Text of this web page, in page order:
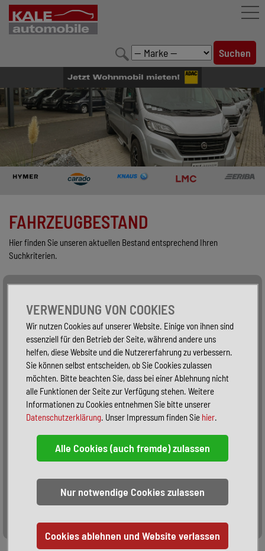
FAHRZEUGBESTAND
LEISTUNGEN
KONFIGURATOR
MARKENWELT
UNTERNEHMEN
FAHRZEUGBESTAND
Hier finden Sie unseren aktuellen Bestand entsprechend Ihren
Suchkriterien.
Alle Fahrzeuge
Sortieren:
VERWENDUNG VON COOKIES
Wir nutzen Cookies auf unserer Website. Einige von ihnen sind
essenziell für den Betrieb der Seite, während andere uns
helfen, diese Website und die Nutzererfahrung zu verbessern.
Sie können selbst entscheiden, ob Sie Cookies zulassen
möchten. Bitte beachten Sie, dass bei einer Ablehnung nicht
alle Funktionen der Seite zur Verfügung stehen. Weitere
Informationen zu Cookies entnehmen Sie bitte unserer
Datenschutzerklärung. Unser Impressum finden Sie hier.